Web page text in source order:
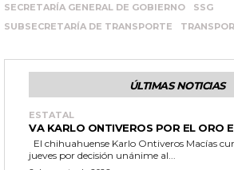
SECRETARÍA GENERAL DE GOBIERNO
SSG
SUBSECRETARÍA DE TRANSPORTE
ÚLTIMAS NOTICIAS
ESTATAL
VA KARLO ONTIVEROS POR EL ORO
jueves por decisión unánime al...